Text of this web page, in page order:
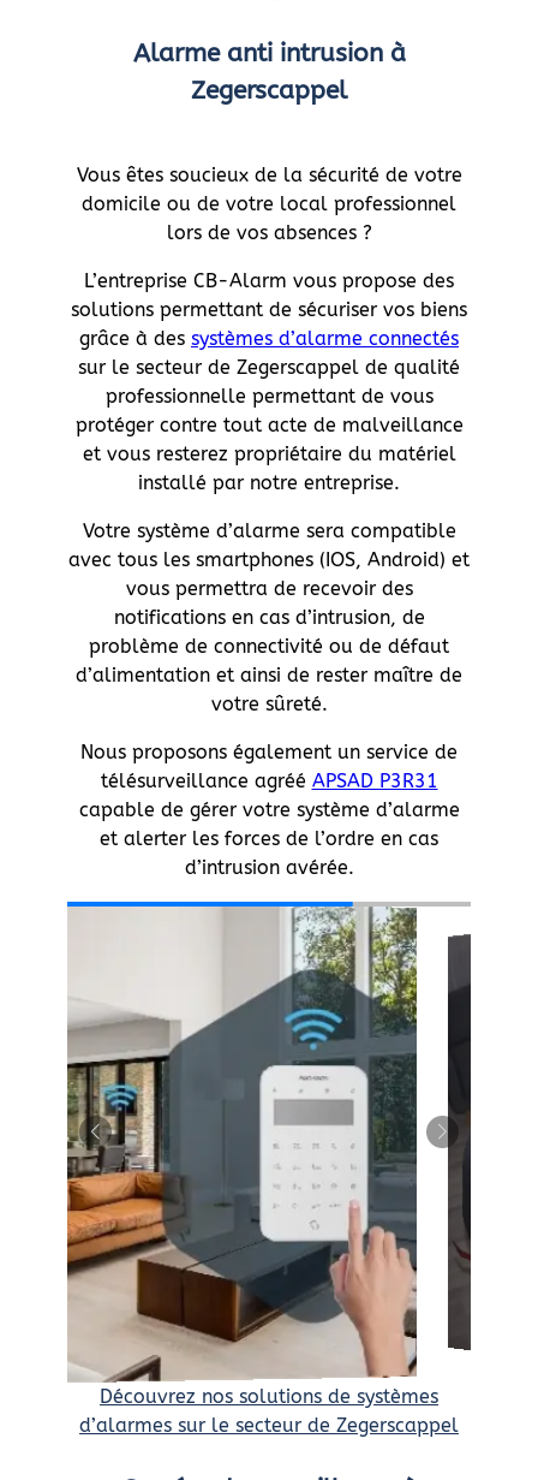
Alarme anti intrusion à
Zegerscappel
Vous êtes soucieux de la sécurité de votre
domicile ou de votre local professionnel
lors de vos absences ?
L’entreprise CB-Alarm vous propose des
solutions permettant de sécuriser vos biens
grâce à des systèmes d’alarme connectés
sur le secteur de Zegerscappel de qualité
professionnelle permettant de vous
protéger contre tout acte de malveillance
et vous resterez propriétaire du matériel
installé par notre entreprise.
Votre système d’alarme sera compatible
avec tous les smartphones (IOS, Android) et
vous permettra de recevoir des
notifications en cas d’intrusion, de
problème de connectivité ou de défaut
d’alimentation et ainsi de rester maître de
votre sûreté.
Nous proposons également un service de
télésurveillance agréé APSAD P3R31
capable de gérer votre système d’alarme
et alerter les forces de l’ordre en cas
d’intrusion avérée.
Découvrez nos solutions de systèmes
d’alarmes sur le secteur de Zegerscappel